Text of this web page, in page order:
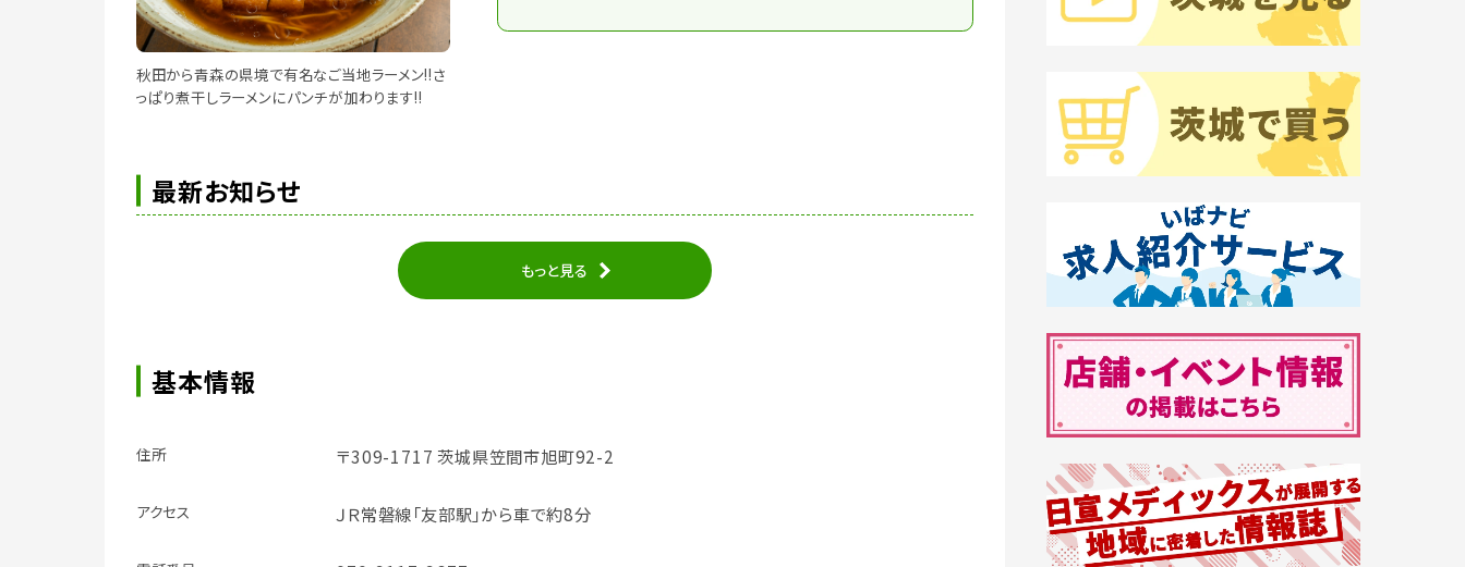
秋田から青森の県境で有名なご当地ラーメン!!さ
っぱり煮干しラーメンにパンチが加わります!!
最新お知らせ
もっと見る
基本情報
住所 〒309-1717 茨城県笠間市旭町92-2
アクセス ＪＲ常磐線「友部駅」から車で約8分